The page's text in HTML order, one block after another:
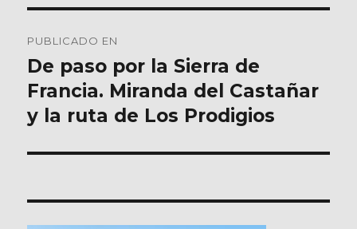
de
entradas
PUBLICADO EN
De paso por la Sierra de
Francia. Miranda del Castañar
y la ruta de Los Prodigios